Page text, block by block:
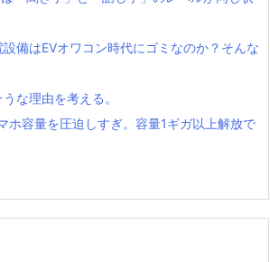
備はEVオワコン時代にゴミなのか？そんな
な理由を考える。
ホ容量を圧迫しすぎ。容量1ギガ以上解放で